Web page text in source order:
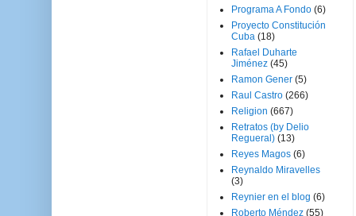
Programa A Fondo (6)
Proyecto Constitución
Cuba (18)
Rafael Duharte
Jiménez (45)
Ramon Gener (5)
Raul Castro (266)
Religion (667)
Retratos (by Delio
Regueral) (13)
Reyes Magos (6)
Reynaldo Miravelles
(3)
Reynier en el blog (6)
Roberto Méndez (55)